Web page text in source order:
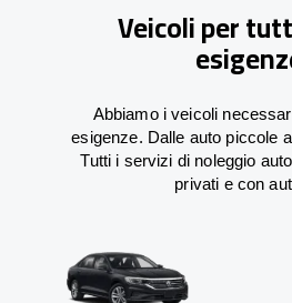
Veicoli per
Abbiamo i veicoli
esigenze. Dalle auto piccole
Tutti i servizi di noleggio
privati e con